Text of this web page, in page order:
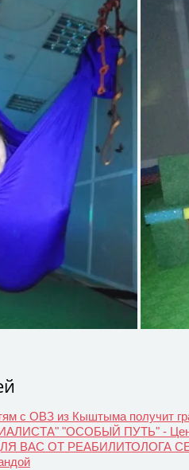
с ОВЗ из Кыштыма получит
"ОСОБЫЙ ПУТЬ" -
ВАС ОТ РЕАБИЛИТОЛОГА